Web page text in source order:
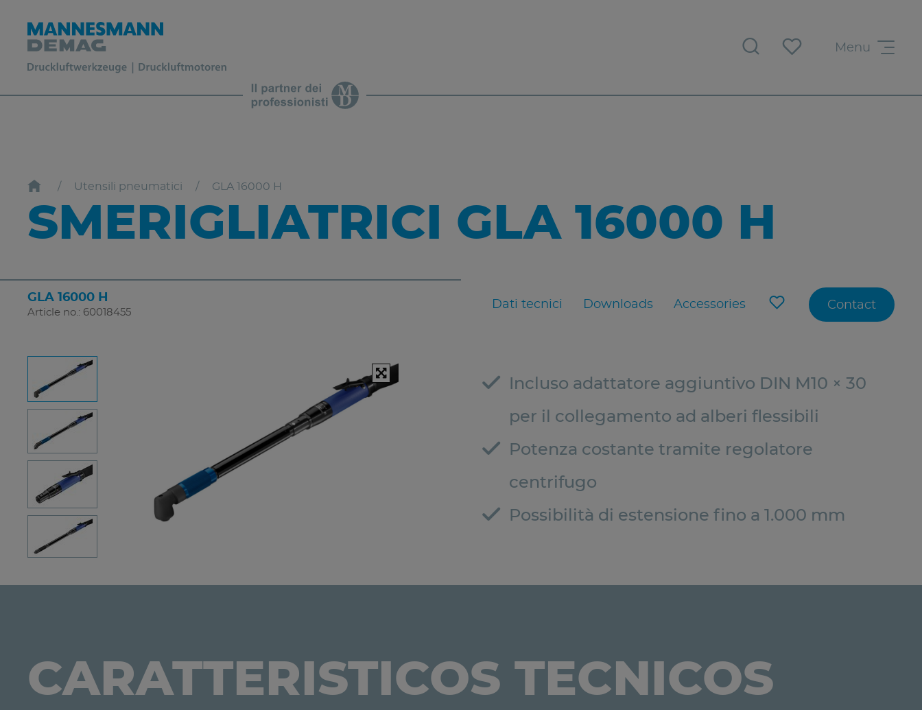
Menu
Utensili pneumatici GLA 16000 H
SMERIGLIATRICI GLA 16000 H
GLA 16000 H
Article no.: 60018455
Dati tecnici Downloads Accessories Contact
Incluso adattatore aggiuntivo DIN M10 × 30
per il collegamento ad alberi flessibili
Potenza costante tramite regolatore
centrifugo
Possibilità di estensione fino a 1.000 mm
CARATTERISTICOS TECNICOS